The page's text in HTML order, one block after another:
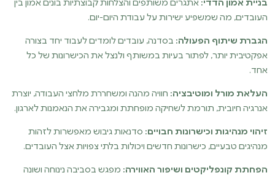
בניית אמון הדדי: אתגרים משותפים והצלחות קבוצתיות בונים אמון בין
העובדים, מה שמשפיע ישירות על עבודת היום-יום.
הגברת שיתוף הפעולה: בסדנה, עובדים לומדים לעבוד יחד בצורה
אפקטיבית יותר, לפתור בעיות במשותף ולנצל את הכישרונות של כל
אחד.
העלאת מורל ומוטיבציה: חוויה מהנה ומשחררת מלחצי העבודה, יוצרת
אנרגיה חיובית, תורמת לשחיקה מופחתת ומגבירה את הנאמנות לארגון.
זיהוי מנהיגות וכישרונות חבויים: סדנאות גיבוש מאפשרות לזהות
מנהיגים טבעיים, כישרונות חדשים ויכולות בלתי צפויות אצל העובדים.
הפחתת קונפליקטים ושיפור האווירה: מפגש בסביבה נינוחה ושונה